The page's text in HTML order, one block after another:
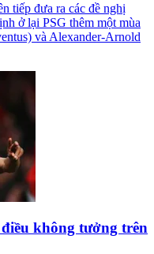
tiếp đưa ra các đề nghị
ở lại PSG thêm một mùa
và Alexander-Arnold
không tưởng trên